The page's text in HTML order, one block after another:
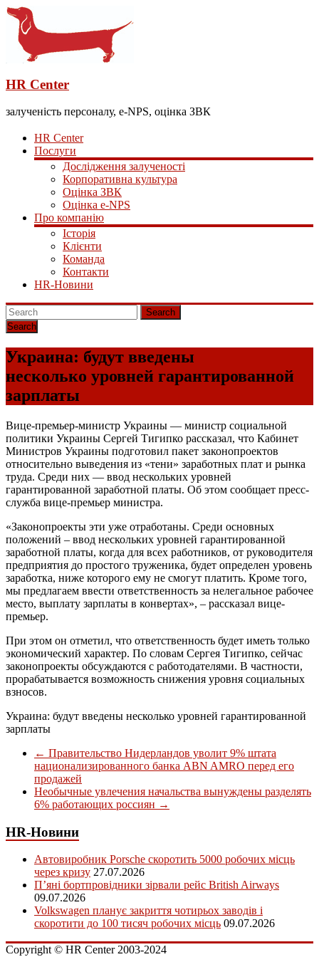
HR Center
залученість персоналу, e-NPS, оцінка ЗВК
HR Center
Послуги
Дослідження залученості
Корпоративна культура
Оцінка ЗВК
Оцінка e-NPS
Про компанію
Історія
Клієнти
Команда
Контакти
HR-Новини
Search
Украина: будут введены
несколько уровней гарантированной
зарплаты
Вице-премьер-министр Украины — министр социальной
политики Украины Сергей Тигипко рассказал, что Кабинет
Министров Украины подготовил пакет законопроектов
относительно выведения из «тени» заработных плат и рынка
труда. Среди них — ввод нескольких уровней
гарантированной заработной платы. Об этом сообщает пресс-
служба вице-премьер министра.
«Законопроекты эти уже отработаны. Среди основных
положений – ввод нескольких уровней гарантированной
заработной платы, когда для всех работников, от руководителя
предприятия до простого труженика, будет определен уровень
заработка, ниже которого ему не смогут платить. Кроме того,
мы предлагаем ввести ответственность за нелегальное рабочее
место, выплату зарплаты в конвертах», – рассказал вице-
премьер.
При этом он отметил, что ответственность будет иметь только
экономический характер. По словам Сергея Тигипко, сейчас
законопроекты обсуждаются с работодателями. В частности,
прорабатывается возможность снижения уровня социальных
взносов.
Украина: будут введены несколько уровней гарантированной
зарплаты
← Правительство Нидерландов уволит 9% штата
национализированного банка ABN AMRO перед его
продажей
Необычные увлечения начальства вынуждены разделять
6% работающих россиян →
HR-Новини
Автовиробник Porsche скоротить 5000 робочих місць
через кризу 27.07.2026
П’яні бортпровідники зірвали рейс British Airways
09.07.2026
Volkswagen планує закриття чотирьох заводів і
скоротити до 100 тисяч робочих місць 09.07.2026
Copyright © HR Center 2003-2024